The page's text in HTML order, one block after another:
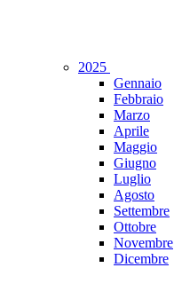
2025
Gennaio
Febbraio
Marzo
Aprile
Maggio
Giugno
Luglio
Agosto
Settembre
Ottobre
Novembre
Dicembre